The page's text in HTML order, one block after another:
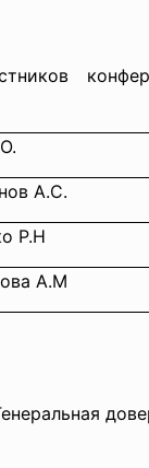
А.С.
Р.Н
A.M